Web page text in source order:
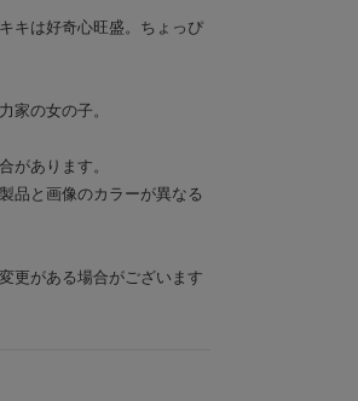
キは好奇心旺盛。ちょっぴ
家の女の子。
があります。
品と画像のカラーが異なる
更がある場合がございます